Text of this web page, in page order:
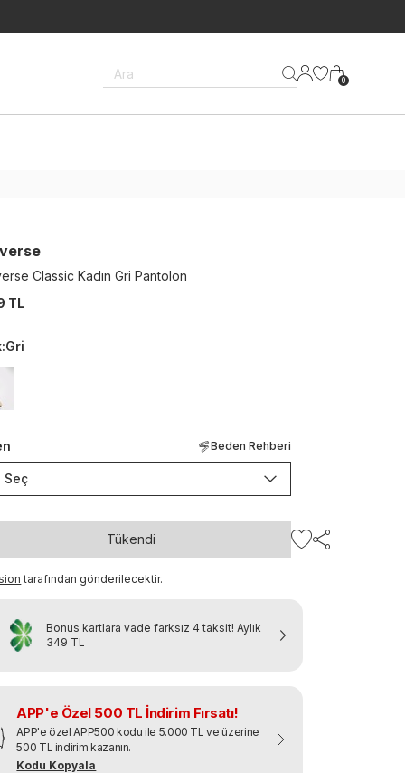
Ara 0
Classic Kadın Gri Pantolon
TL
:Gri
Beden Rehberi
Seç
Tükendi
tarafından gönderilecektir.
Bonus kartlara vade farksız 4 taksit! Aylık
349 TL
APP'e Özel 500 TL İndirim Fırsatı!
APP'e özel APP500 kodu ile 5.000 TL ve üzerine
500 TL indirim kazanın.
Kodu Kopyala